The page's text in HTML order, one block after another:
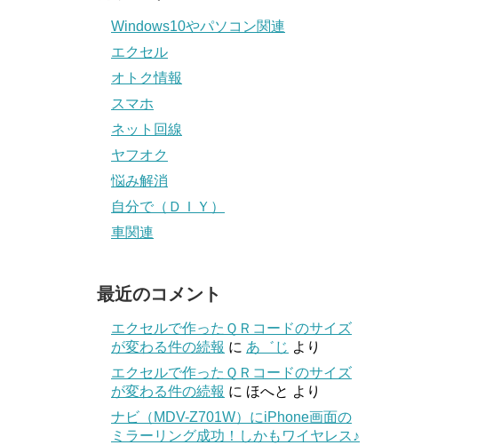
Windows10やパソコン関連
エクセル
オトク情報
スマホ
ネット回線
ヤフオク
悩み解消
自分で（ＤＩＹ）
車関連
最近のコメント
エクセルで作ったＱＲコードのサイズ
が変わる件の続報 に あ゛じ より
エクセルで作ったＱＲコードのサイズ
が変わる件の続報 に ほへと より
ナビ（MDV-Z701W）にiPhone画面の
ミラーリング成功！しかもワイヤレス♪